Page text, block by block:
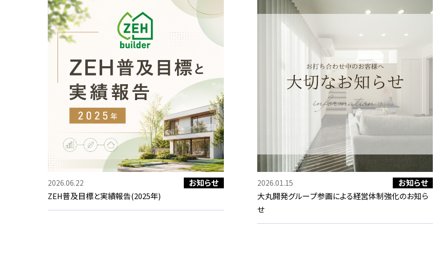
2026.06.22
お知らせ
ZEH普及目標と実績報告(2025年)
2026.01.15
お知らせ
大丸開発グループ参画による経営体制強化のお知ら
せ